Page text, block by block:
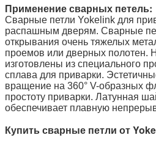
Применение сварных петель:
Сварные петли Yokelink для
распашным дверям. Сварные
открывания очень тяжелых
проемов или дверных полотен.
изготовлены из специального
сплава для приварки.
вращение на 360° V-образных
простоту приварки. Латунная
обеспечивает плавную
Купить сварные петли от